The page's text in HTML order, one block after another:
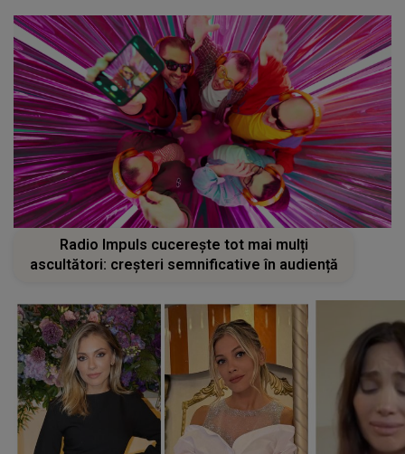
Radio Impuls cucerește tot mai mulți
ascultători: creșteri semnificative în audiență